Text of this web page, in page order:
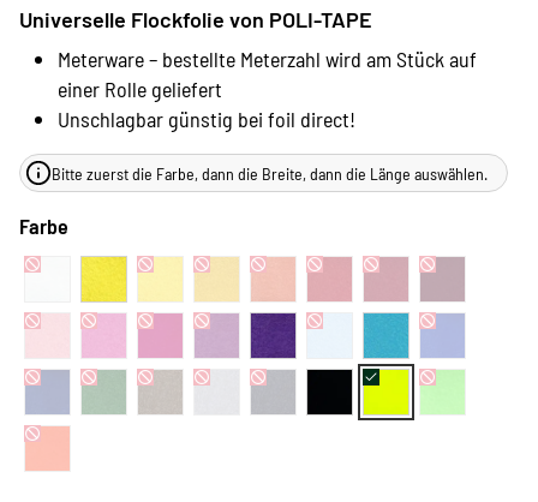
Universelle Flockfolie von POLI-TAPE
Meterware – bestellte Meterzahl wird am Stück auf
einer Rolle geliefert
Unschlagbar günstig bei foil direct!
Bitte zuerst die Farbe, dann die Breite, dann die Länge auswählen.
Farbe